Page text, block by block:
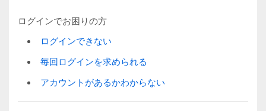
ログインでお困りの方
ログインできない
毎回ログインを求められる
アカウントがあるかわからない